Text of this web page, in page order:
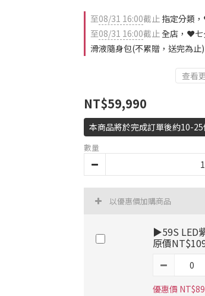
至08/31 16:00截止 指定分類
至08/31 16:00截止全店，❤️七
滑液隨身包(不累贈，送完為止)
查看
NT$59,990
本商品將於完成訂單後約10-25
數量
以優惠價加購商品
▶59S LED
原價
優惠價